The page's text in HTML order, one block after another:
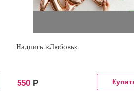
Надпись «Любовь»
550 Р